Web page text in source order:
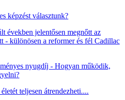
képzést választunk?
években jelentősen megnőtt az
- különösen a reformer és fél Cadillac
nyugdíj - Hogyan működik,
teljesen átrendezheti....